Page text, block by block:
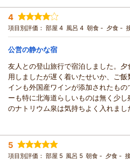
この度はありがとうございました。
ったこともあり、大浴場の洗い場に
ます。本格的な温泉なので、浴室の
くなっているのも風流かとは思います
す。また利用させていただきますので
宿泊時期： 2026年06月宿泊 (家族旅行)
投稿者： shinchanさん
宿泊プラン： 素泊りプラン ≪駐車場無料
宿泊価格帯： 8,001～9,000円(大人一人あ
この度は当ホテルにご宿泊頂き誠に
た口コミにもご投稿頂き重ねて御礼
った大浴場の件に付きましたはこれ
いと思います
これからもお客様にご満足いただけ
この度はありがとうございました。
ります。
4
項目別評価： 部屋 4 風呂 4 朝食 - 夕食 -
公営の静かな宿
友人との登山旅行で宿泊しました。
用しましたが遅く着いたせいか、ご
インも外国産ワインが添加されたもの
ーも特に北海道らしいものは無く少
のナトリウム泉は気持ちよく入れまし
宿泊時期： 2026年06月宿泊 (友達旅行)
投稿者： 山ちゃんさん
宿泊プラン： 素泊りプラン ≪駐車場無料
5
項目別評価： 部屋 5 風呂 5 朝食 - 夕食 -